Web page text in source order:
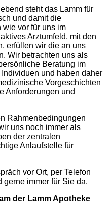
steht das Lamm für
und damit die
wie vor für uns im
Arztumfeld, mit den
erfüllen wir die an uns
Wir betrachten uns als
Beratung im
und haben daher
Vorgeschichten
Anforderungen und
Rahmenbedingungen
uns noch immer als
der zentralen
Anlaufstelle für
vor Ort, per Telefon
gerne immer für Sie da.
der Lamm Apotheke